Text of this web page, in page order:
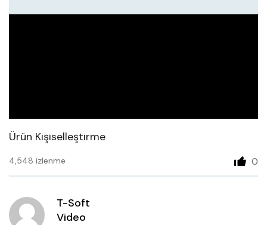
Ürün Kişiselleştirme
4,548 izlenme 0
T-Soft
Video